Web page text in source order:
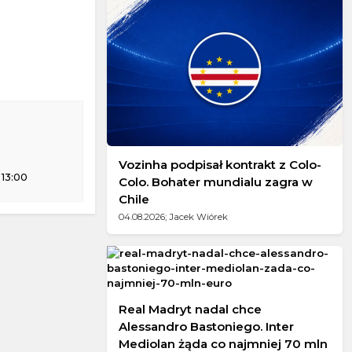
Vozinha podpisał kontrakt z Colo-
Colo. Bohater mundialu zagra w
Chile
04.08.2026; Jacek Wiórek
Real Madryt nadal chce
Alessandro Bastoniego. Inter
Mediolan żąda co najmniej 70 mln